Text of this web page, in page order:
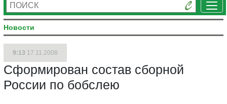
Новости
9:13 17.11.2008
Сформирован состав сборной
России по бобслею